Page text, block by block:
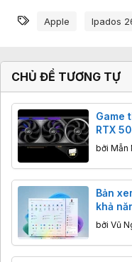
m
c
:
Từ khóa
Apple Ipados
CHỦ ĐỀ TƯƠNG TỰ
Game
RTX
khách
bởi Mẫn
Bản
khả
người
trong
bởi Vũ